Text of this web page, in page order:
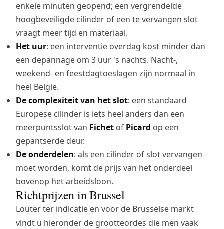
enkele minuten geopend; een vergrendelde
hoogbeveiligde cilinder of een te vervangen slot
vraagt meer tijd en materiaal.
Het uur: een interventie overdag kost minder dan
een depannage om 3 uur 's nachts. Nacht-,
weekend- en feestdagtoeslagen zijn normaal in
heel België.
De complexiteit van het slot: een standaard
Europese cilinder is iets heel anders dan een
meerpuntsslot van Fichet of Picard op een
gepantserde deur.
De onderdelen: als een cilinder of slot vervangen
moet worden, komt de prijs van het onderdeel
bovenop het arbeidsloon.
Richtprijzen in Brussel
Louter ter indicatie en voor de Brusselse markt
vindt u hieronder de grootteordes die men vaak